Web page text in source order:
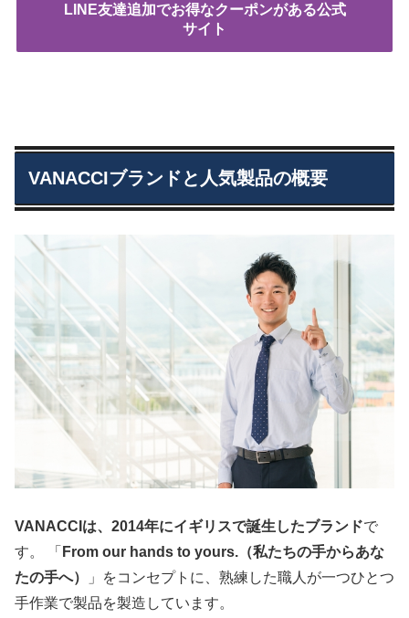
LINE友達追加でお得なクーポンがある公式
サイト
VANACCIブランドと人気製品の概要
VANACCIは、2014年にイギリスで誕生したブランドで
す。 「 From our hands to yours.（私たちの手からあな
たの手へ）
」をコンセプトに、熟練した職人が一つひとつ
手作業で製品を製造しています。